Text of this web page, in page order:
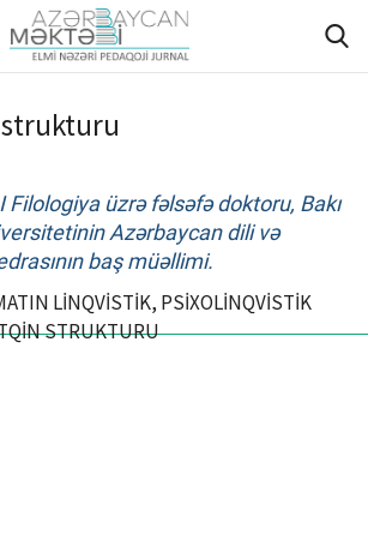
TƏLİMAT
üzrə fəlsəfə doktoru, Bakı
Azərbaycan dili və
baş müəllimi.
LİNQVİSTİK, PSİXOLİNQVİSTİK
STRUKTURU